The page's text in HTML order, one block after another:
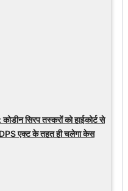
सिरप तस्करों को हाईकोर्ट से
एक्ट के तहत ही चलेगा केस